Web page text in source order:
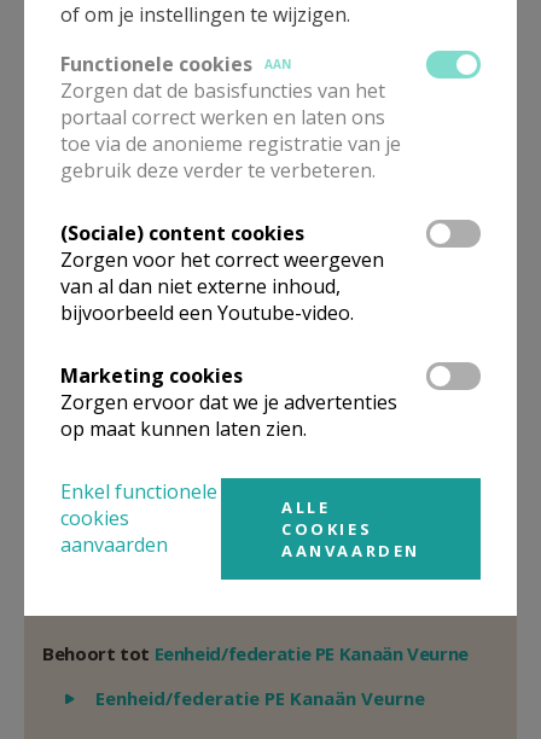
Pastoor
Oude Duinkerkstraat 1 A 202
8630 VEURNE
0466/20 51 55
Google Maps
Organisatiestructuur
Niet gevonden wat je zocht? Hier vind je links naar de
gegevens van andere organisaties op het boven-,
Behoort tot Eenheid/federatie PE Kanaän Veurne
Weergeven
Eenheid/federatie PE Kanaän Veurne
of om je instellingen te wijzigen.
Functionele cookies
AAN
Zorgen dat de basisfuncties van het
portaal correct werken en laten ons
toe via de anonieme registratie van je
gebruik deze verder te verbeteren.
(Sociale) content cookies
Zorgen voor het correct weergeven
van al dan niet externe inhoud,
bijvoorbeeld een Youtube-video.
Marketing cookies
Zorgen ervoor dat we je advertenties
op maat kunnen laten zien.
Enkel functionele
cookies
aanvaarden
ALLE
COOKIES
AANVAARDEN